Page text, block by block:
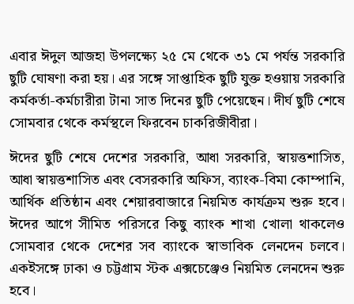
এবার ঈদুল আজহা উপলক্ষ্যে ২৫ মে থেকে ৩১ মে পর্যন্ত সরকারি
ছুটি ঘোষণা করা হয়। এর সঙ্গে সাপ্তাহিক ছুটি যুক্ত হওয়ায় সরকারি
কর্মকর্তা-কর্মচারীরা টানা সাত দিনের ছুটি পেয়েছেন। দীর্ঘ ছুটি শেষে
সোমবার থেকে কর্মস্থলে ফিরবেন চাকরিজীবীরা।
ঈদের ছুটি শেষে দেশের সরকারি, আধা সরকারি, স্বায়ত্তশাসিত,
আধা স্বায়ত্তশাসিত এবং বেসরকারি অফিস, ব্যাংক-বিমা কোম্পানি,
আর্থিক প্রতিষ্ঠান এবং শেয়ারবাজারে নিয়মিত কার্যক্রম শুরু হবে।
ঈদের আগে সীমিত পরিসরে কিছু ব্যাংক শাখা খোলা থাকলেও
সোমবার থেকে দেশের সব ব্যাংকে স্বাভাবিক লেনদেন চলবে।
একইসঙ্গে ঢাকা ও চট্টগ্রাম স্টক এক্সচেঞ্জেও নিয়মিত লেনদেন শুরু
হবে।